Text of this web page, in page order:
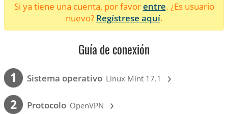
Si ya tiene una cuenta, por favorentre. ¿Es usuario
nuevo? Regístrese aquí.
Guía de conexión
1 Sistema operativo Linux Mint 17.1 ›
2 Protocolo OpenVPN ›